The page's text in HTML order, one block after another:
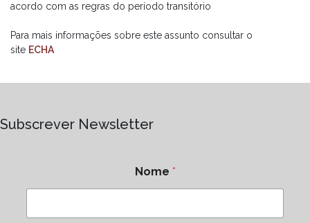
acordo com as regras do período transitório
Para mais informações sobre este assunto consultar o
site ECHA
Subscrever Newsletter
Nome *